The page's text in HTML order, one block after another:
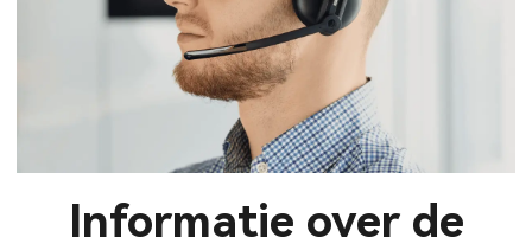
Informatie over de